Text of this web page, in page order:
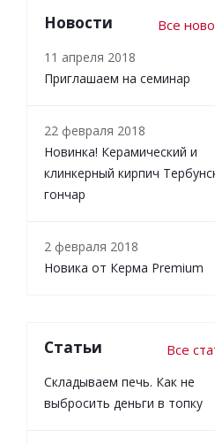
Новости Все
11 апреля 2018
Приглашаем на семинар
22 февраля 2018
Новинка! Керамический и
клинкерный кирпич
гончар
2 февраля 2018
Новика от Керма Premium
Статьи Все
Складываем печь. Как не
выбросить деньги в топку